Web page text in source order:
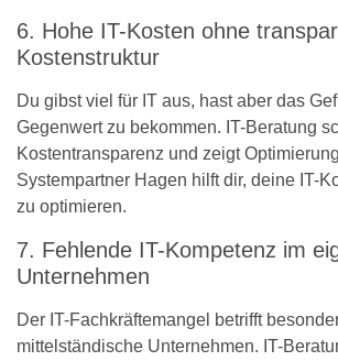
6. Hohe IT-Kosten ohne
Kostenstruktur
Du gibst viel für IT aus, hast aber das
Gegenwert zu bekommen. IT-Beratung
Kostentransparenz und zeigt
Systempartner Hagen hilft dir, deine IT-
zu optimieren.
7. Fehlende IT-Kompetenz im
Unternehmen
Der IT-Fachkräftemangel betrifft
mittelständische Unternehmen. IT-